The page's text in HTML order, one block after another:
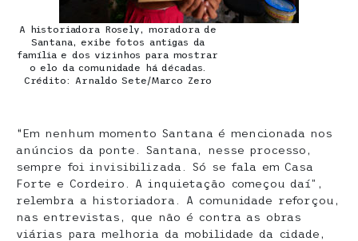
A historiadora Rosely, moradora de
Santana, exibe fotos antigas da
família e dos vizinhos para mostrar
o elo da comunidade há décadas.
Crédito: Arnaldo Sete/Marco Zero
“Em nenhum momento Santana é mencionada nos
anúncios da ponte. Santana, nesse processo,
sempre foi invisibilizada. Só se fala em Casa
Forte e Cordeiro. A inquietação começou daí”,
relembra a historiadora. A comunidade reforçou,
nas entrevistas, que não é contra as obras
viárias para melhoria da mobilidade da cidade,